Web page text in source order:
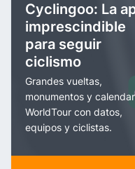
Cyclingoo: La
imprescindible
para seguir
ciclismo
Grandes vueltas,
monumentos y
WorldTour con datos,
equipos y ciclistas.